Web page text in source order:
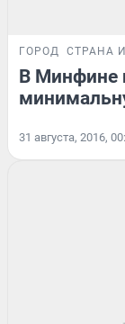
ГОРОД СТРАНА
В Минфине
31 августа, 2016,